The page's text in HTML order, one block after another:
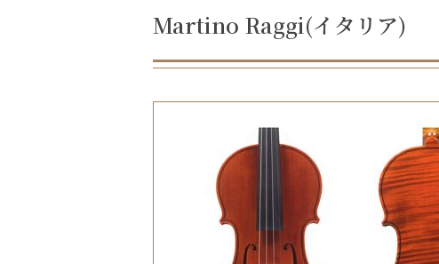
Martino Raggi(イタリア)